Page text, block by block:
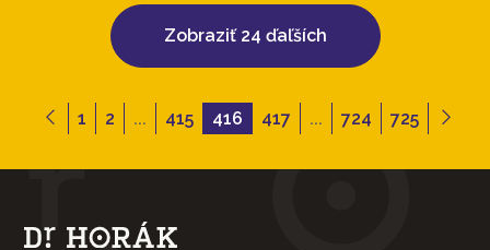
Zobraziť 24 ďaľších
1 2 ... 415 416 417 ... 724 725